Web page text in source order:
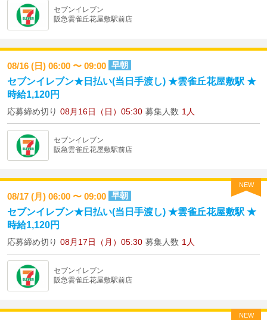
セブンイレブン
阪急雲雀丘花屋敷駅前店
08/16 (日) 06:00 〜 09:00 早朝
セブンイレブン★日払い(当日手渡し) ★雲雀丘花屋敷駅 ★
時給1,120円
応募締め切り 08月16日（日）05:30 募集人数 1人
セブンイレブン
阪急雲雀丘花屋敷駅前店
NEW
08/17 (月) 06:00 〜 09:00 早朝
セブンイレブン★日払い(当日手渡し) ★雲雀丘花屋敷駅 ★
時給1,120円
応募締め切り 08月17日（月）05:30 募集人数 1人
セブンイレブン
阪急雲雀丘花屋敷駅前店
NEW